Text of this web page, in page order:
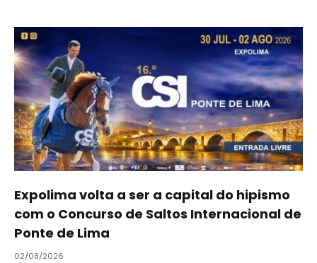
Expolima volta a ser a capital do hipismo
com o Concurso de Saltos Internacional de
Ponte de Lima
02/08/2026